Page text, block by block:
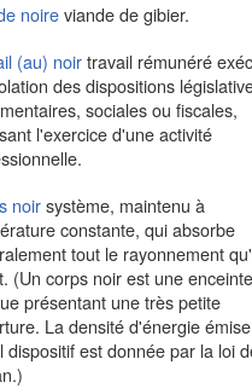
noire viande de gibier.
(au) noir travail rémunéré
des dispositions
sociales ou fiscales,
l'exercice d'une activité
noir système, maintenu à
constante, qui absorbe
tout le rayonnement
(Un corps noir est une enceinte
présentant une très petite
La densité d'énergie
dispositif est donnée par la loi